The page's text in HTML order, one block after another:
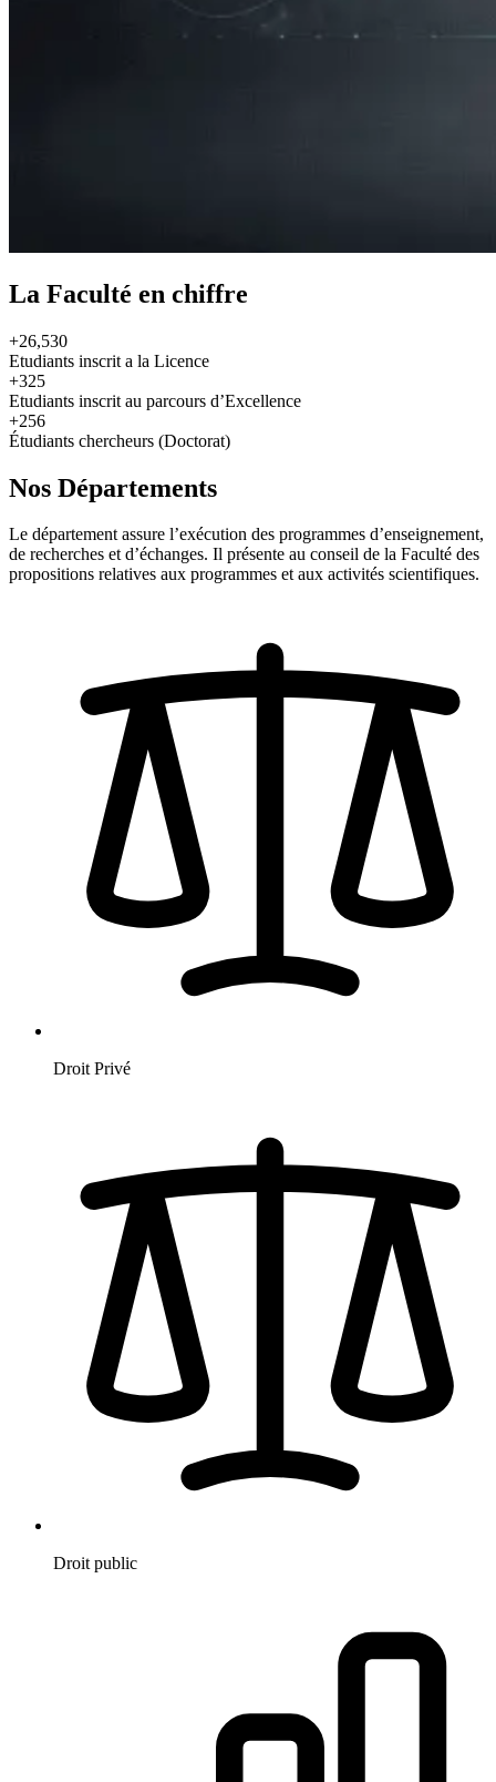
La Faculté en chiffre
+26,530
Etudiants inscrit a la Licence
+325
Etudiants inscrit au parcours d’Excellence
+256
Étudiants chercheurs (Doctorat)
Nos Départements
Le département assure l’exécution des programmes d’enseignement,
de recherches et d’échanges. Il présente au conseil de la Faculté des
propositions relatives aux programmes et aux activités scientifiques.
Droit Privé
Droit public